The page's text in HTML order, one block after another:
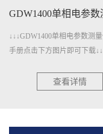
↓↓↓GDW1400单相电参数测
手册点击下方图片即可下载
查看详情